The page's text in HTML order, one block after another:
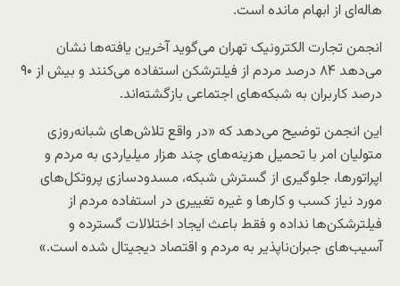
هاله‌ای از ابهام مانده است.
انجمن تجارت الکترونیک تهران می‌گوید آخرین یافته‌ها نشان
می‌دهد ۸۴ درصد مردم از فیلترشکن استفاده می‌کنند و بیش از ۹۰
درصد کاربران به شبکه‌های اجتماعی بازگشته‌اند.
این انجمن توضیح می‌دهد که «در واقع تلاش‌های شبانه‌روزی
متولیان امر با تحمیل هزینه‌های چند هزار میلیاردی به مردم و
اپراتورها، جلوگیری از گسترش شبکه، مسدودسازی پروتکل‌های
مورد نیاز کسب و کارها و غیره تغییری در استفاده مردم از
فیلترشکن‌ها نداده و فقط باعث ایجاد اختلالات گسترده و
آسیب‌های جبران‌ناپذیر به مردم و اقتصاد دیجیتال شده است.»